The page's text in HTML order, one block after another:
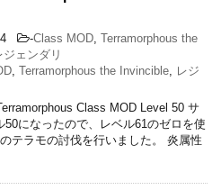
-Class MOD Terramorphous the
ジェンダリ
Terramorphous the Invincible
レジ
Class MOD Level 50 サ
50になったので、レベル61のゼロを使
テラモの討伐を行いました。 炎属性